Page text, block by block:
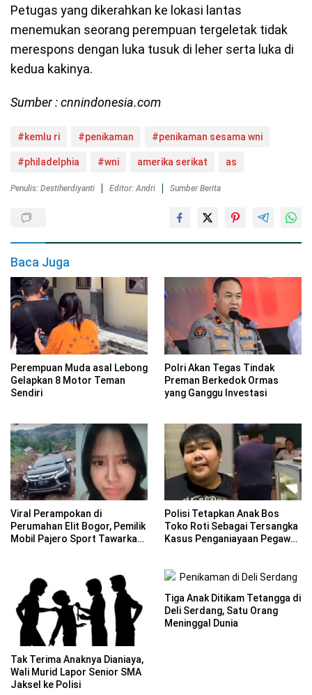
Petugas yang dikerahkan ke lokasi lantas
menemukan seorang perempuan tergeletak tidak
merespons dengan luka tusuk di leher serta luka di
kedua kakinya.
Sumber : cnnindonesia.com
#kemlu ri #penikaman #penikaman sesama wni
#philadelphia #wni amerika serikat as
Penulis: Destiherdiyanti Editor: Andri Sumber Berita
Baca Juga
Perempuan Muda asal Lebong
Gelapkan 8 Motor Teman
Sendiri
Polri Akan Tegas Tindak
Preman Berkedok Ormas
yang Ganggu Investasi
Viral Perampokan di
Perumahan Elit Bogor, Pemilik
Mobil Pajero Sport Tawarkan
Polisi Tetapkan Anak Bos
Toko Roti Sebagai Tersangka
Kasus Penganiayaan Pegawai
Tak Terima Anaknya Dianiaya,
Wali Murid Lapor Senior SMA
Jaksel ke Polisi
Tiga Anak Ditikam Tetangga di
Deli Serdang, Satu Orang
Meninggal Dunia